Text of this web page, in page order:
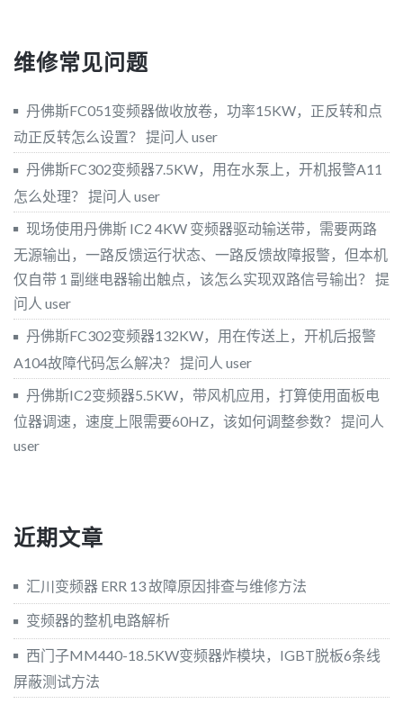
维修常见问题
丹佛斯FC051变频器做收放卷，功率15KW，正反转和点
动正反转怎么设置？ 提问人 user
丹佛斯FC302变频器7.5KW，用在水泵上，开机报警A11
怎么处理？ 提问人 user
现场使用丹佛斯 IC2 4KW 变频器驱动输送带，需要两路
无源输出，一路反馈运行状态、一路反馈故障报警，但本机
仅自带 1 副继电器输出触点，该怎么实现双路信号输出？ 提
问人 user
丹佛斯FC302变频器132KW，用在传送上，开机后报警
A104故障代码怎么解决？ 提问人 user
丹佛斯IC2变频器5.5KW，带风机应用，打算使用面板电
位器调速，速度上限需要60HZ，该如何调整参数？ 提问人
user
近期文章
汇川变频器 ERR 13 故障原因排查与维修方法
变频器的整机电路解析
西门子MM440-18.5KW变频器炸模块，IGBT脱板6条线
屏蔽测试方法